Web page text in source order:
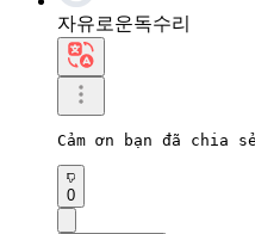
자유로운독수리
Cảm ơn bạn đã chia
0